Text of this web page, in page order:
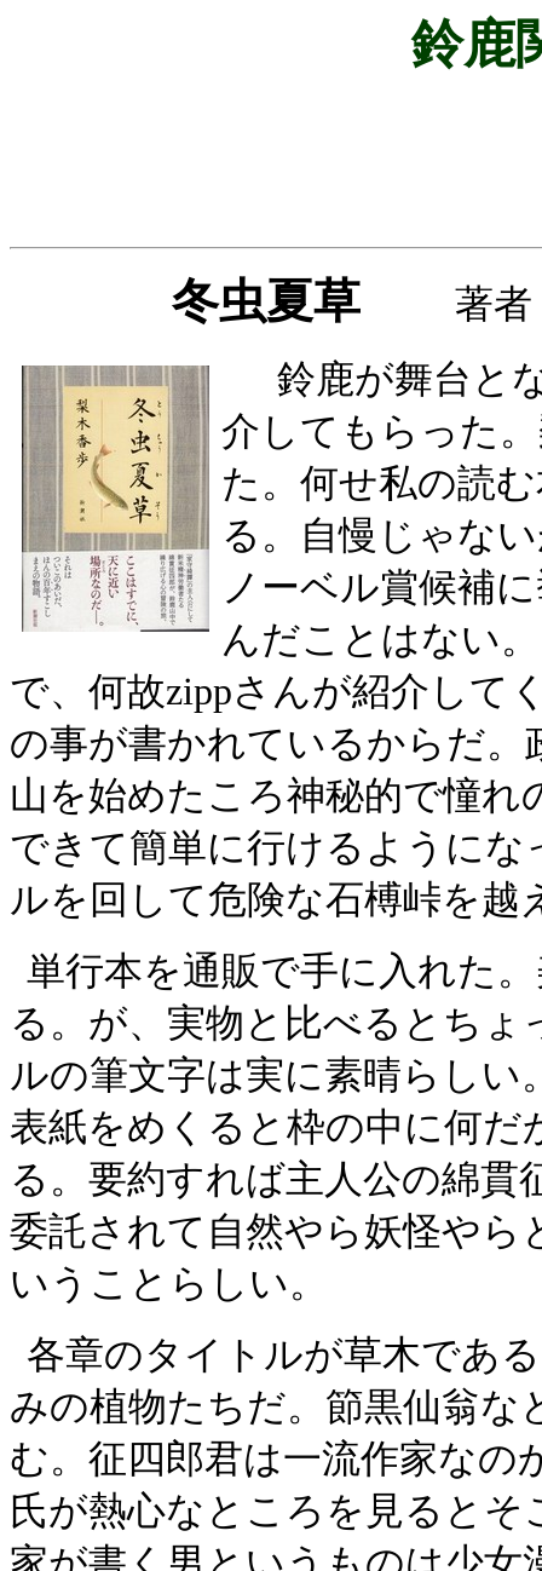
鈴
冬虫夏草
著
鈴鹿が舞台と
介してもらった
た。何せ私の読
る。自慢じゃな
ノーベル賞候補
んだことはない
で、何故zippさんが紹介して
の事が書かれているからだ。
山を始めたころ神秘的で憧
できて簡単に行けるように
ルを回して危険な石榑峠を
単行本を通販で手に入れた
る。が、実物と比べるとち
ルの筆文字は実に素晴らし
表紙をめくると枠の中に何だ
る。要約すれば主人公の綿
委託されて自然やら妖怪や
いうことらしい。
各章のタイトルが草木であ
みの植物たちだ。節黒仙翁な
む。征四郎君は一流作家なの
氏が熱心なところを見ると